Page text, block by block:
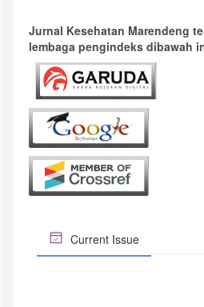
Jurnal Kesehatan Marendeng
lembaga pengindeks dibawah
Current Issue